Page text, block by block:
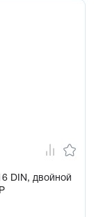
DIN, двойной